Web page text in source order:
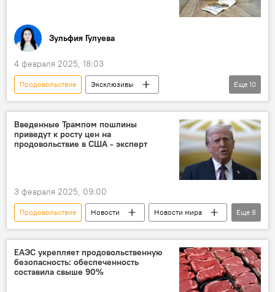
Зульфия Гулуева
4 февраля 2025, 18:03
Продовольствие
Эксклюзивы
Азербайджан
Общество
Сельское хозяйство
хлеб
Цены на хлеб
Завод
директор
Эксперт
Еще 10
Введенные Трампом пошлины
приведут к росту цен на
продовольствие в США - эксперт
3 февраля 2025, 09:00
Продовольствие Новости
Новости мира
США
Дональд Трамп
Пошлины
Канада
Мексика
Китай
Рост цен
Подорожание
Еще 8
ЕАЭС укрепляет продовольственную
безопасность: обеспеченность
составила свыше 90%